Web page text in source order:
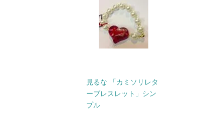
見るな 「カミソリレタ
ーブレスレット」シン
プル